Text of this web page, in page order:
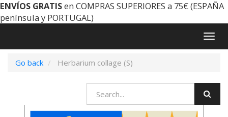
ENVÍOS GRATISen COMPRAS SUPERIORES a 75€ (ESPAÑA
península y PORTUGAL)
Go back
Herbarium collage (S)